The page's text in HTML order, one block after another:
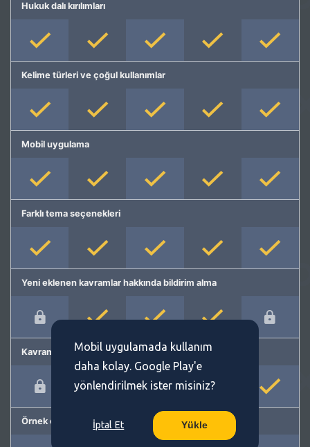
Hukuk dalı kırılımları
Kelime türleri ve çoğul kullanımlar
Mobil uygulama
Farklı tema seçenekleri
Yeni eklenen kavramlar hakkında bildirim alma
Kavram önerme
Örnek cümleler
Mobil uygulamada kullanım
daha kolay. Google Play'e
yönlendirilmek ister misiniz?
İptal Et Yükle